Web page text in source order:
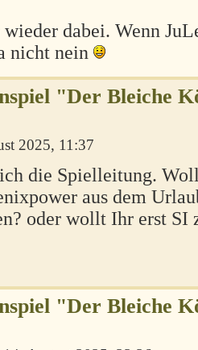
dabei. Wenn
nicht nein
"Der Bleiche
2025, 11:37
die Spielleitung.
aus dem
oder wollt Ihr erst SI
"Der Bleiche